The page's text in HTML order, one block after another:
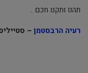
תהנו ותקנו חכם ..
רעיה הרבסטמן –